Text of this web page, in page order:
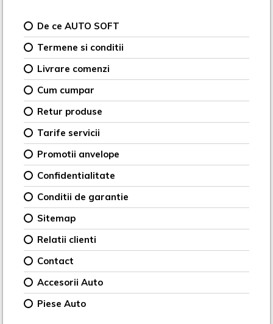
De ce AUTO SOFT
Termene si conditii
Livrare comenzi
Cum cumpar
Retur produse
Tarife servicii
Promotii anvelope
Confidentialitate
Conditii de garantie
Sitemap
Relatii clienti
Contact
Accesorii Auto
Piese Auto